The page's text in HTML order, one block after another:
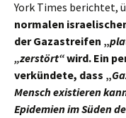
York Times berichtet,
normalen
der Gazastreifen „
„zerstört“wird. Ein
verkündete, dass „
Mensch existieren
Epidemien im Süden